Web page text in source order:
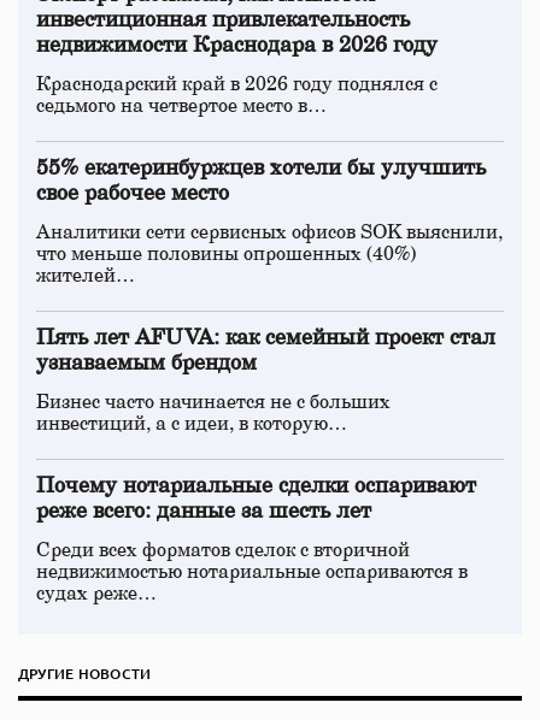
инвестиционная привлекательность
недвижимости Краснодара в 2026 году
Краснодарский край в 2026 году поднялся с
седьмого на четвертое место в…
55% екатеринбуржцев хотели бы улучшить
свое рабочее место
Аналитики сети сервисных офисов SOK выяснили,
что меньше половины опрошенных (40%)
жителей…
Пять лет AFUVA: как семейный проект стал
узнаваемым брендом
Бизнес часто начинается не с больших
инвестиций, а с идеи, в которую…
Почему нотариальные сделки оспаривают
реже всего: данные за шесть лет
Среди всех форматов сделок с вторичной
недвижимостью нотариальные оспариваются в
судах реже…
ДРУГИЕ НОВОСТИ